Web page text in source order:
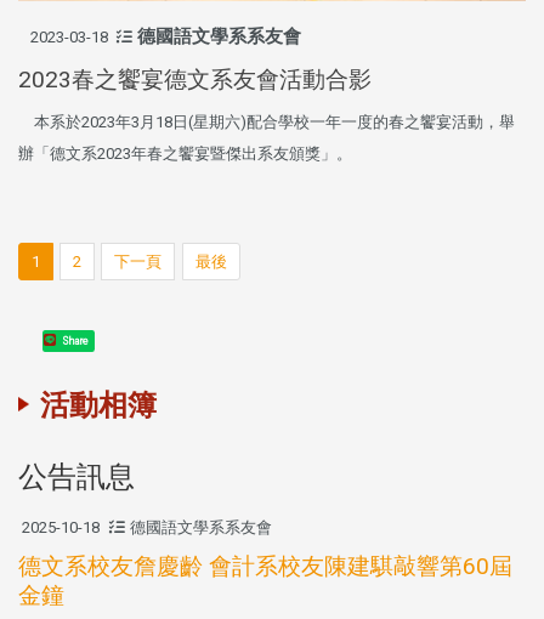
2023-03-18 德國語文學系系友會
2023春之饗宴德文系友會活動合影
本系於2023年3月18日(星期六)配合學校一年一度的春之饗宴活動，舉
辦「德文系2023年春之饗宴暨傑出系友頒獎」。
1 2 下一頁 最後
Share
活動相簿
公告訊息
2025-10-18 德國語文學系系友會
德文系校友詹慶齡 會計系校友陳建騏敲響第60屆
金鐘